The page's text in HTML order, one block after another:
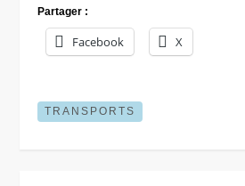
Partager :
Facebook X
TRANSPORTS